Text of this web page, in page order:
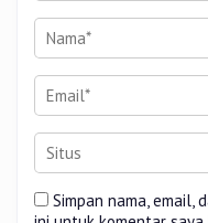
Simpan nama, email,